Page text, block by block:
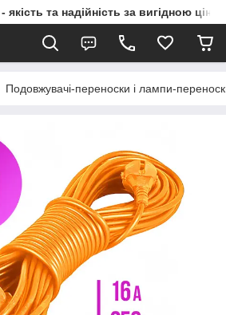
якість та надійність за вигідною
Подовжувачі-переноски і лампи-